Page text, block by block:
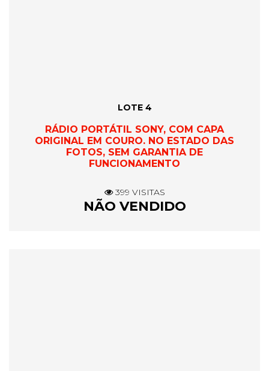
LOTE 4
RÁDIO PORTÁTIL SONY, COM CAPA
ORIGINAL EM COURO. NO ESTADO DAS
FOTOS, SEM GARANTIA DE
FUNCIONAMENTO
399 VISITAS
NÃO VENDIDO